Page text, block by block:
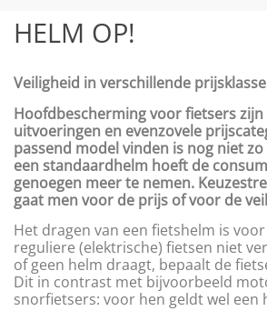
HELM OP!
Veiligheid in verschillende
Hoofdbescherming voor fietsers
uitvoeringen en evenzovele
passend model vinden is nog niet
een standaardhelm hoeft de
genoegen meer te nemen.
gaat men voor de prijs of voor de
Het dragen van een fietshelm is
reguliere (elektrische) fietsen niet
of geen helm draagt, bepaalt de
Dit in contrast met bijvoorbeeld
snorfietsers: voor hen geldt wel een